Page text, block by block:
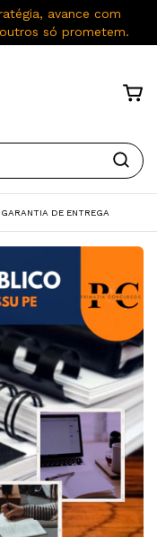
avance com
só prometem.
GARANTIA DE ENTREGA